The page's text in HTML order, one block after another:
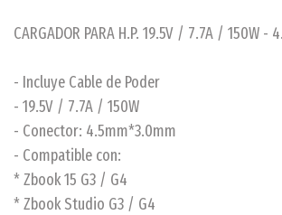
CARGADOR PARA H.P. 19.5V / 7.7A / 150W -
- Incluye Cable de Poder
- 19.5V / 7.7A / 150W
- Conector: 4.5mm*3.0mm
- Compatible con:
* Zbook 15 G3 / G4
* Zbook Studio G3 / G4